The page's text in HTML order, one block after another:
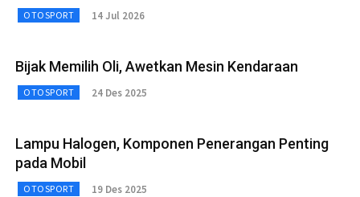
OTOSPORT 14 Jul 2026
Bijak Memilih Oli, Awetkan Mesin Kendaraan
OTOSPORT 24 Des 2025
Lampu Halogen, Komponen Penerangan Penting
pada Mobil
OTOSPORT 19 Des 2025